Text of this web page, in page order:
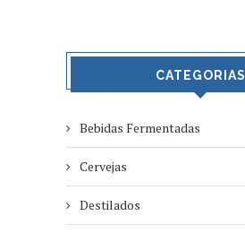
CATEGORIAS
Bebidas Fermentadas
Cervejas
Destilados